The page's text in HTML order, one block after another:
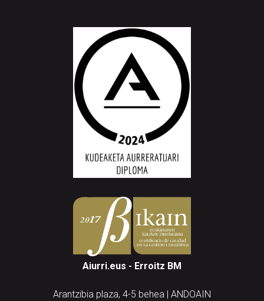
Aiurri.eus - Erroitz BM
Arantzibia plaza, 4-5 behea | ANDOAIN